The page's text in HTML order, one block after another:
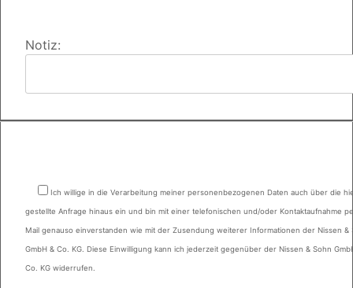
Notiz:
Ich willige in die Verarbeitung meiner personenbezogenen Daten auch über die
gestellte Anfrage hinaus ein und bin mit einer telefonischen und/oder Kontaktaufnahme
Mail genauso einverstanden wie mit der Zusendung weiterer Informationen der Nissen &
GmbH & Co. KG. Diese Einwilligung kann ich jederzeit gegenüber der Nissen & Sohn
Co. KG widerrufen.